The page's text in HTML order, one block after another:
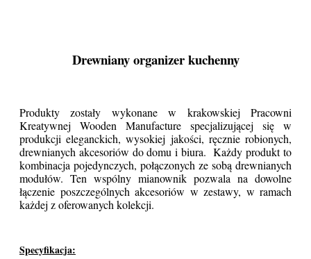
Drewniany organizer kuchenny
Produkty zostały wykonane w krakowskiej Pracowni
Kreatywnej Wooden Manufacture specjalizującej się w
produkcji eleganckich, wysokiej jakości, ręcznie robionych,
drewnianych akcesoriów do domu i biura. Każdy produkt to
kombinacja pojedynczych, połączonych ze sobą drewnianych
modułów. Ten wspólny mianownik pozwala na dowolne
łączenie poszczególnych akcesoriów w zestawy, w ramach
każdej z oferowanych kolekcji.
Specyfikacja: